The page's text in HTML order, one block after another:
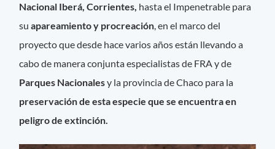
Nacional Iberá, Corrientes, hasta el Impenetrable para
suapareamiento y procreación, en el marco del
proyecto que desde hace varios años están llevando a
cabo de manera conjunta especialistas de FRA y de
Parques Nacionalesy la provincia de Chaco para la
preservación de esta especie que se encuentra en
peligro de extinción.